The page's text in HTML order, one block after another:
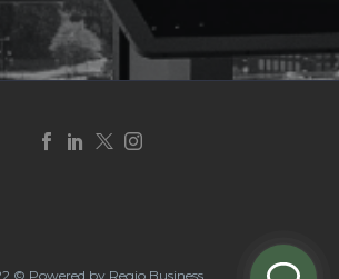
© Powered by Regio Business